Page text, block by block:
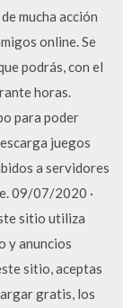
mucha acción
online. Se
podrás, con el
horas.
para poder
juegos
a servidores
09/07/2020 ·
sitio utiliza
y anuncios
sitio, aceptas
gratis, los